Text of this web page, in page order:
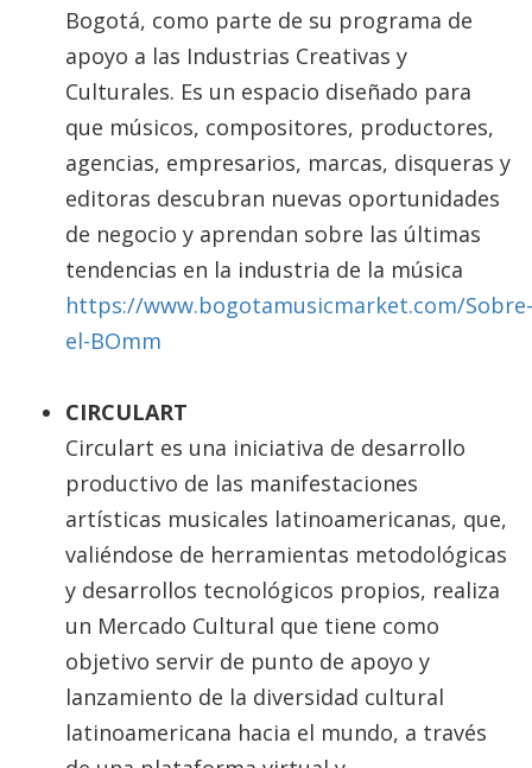
Bogotá, como parte de su programa de
apoyo a las Industrias Creativas y
Culturales. Es un espacio diseñado para
que músicos, compositores, productores,
agencias, empresarios, marcas, disqueras y
editoras descubran nuevas oportunidades
de negocio y aprendan sobre las últimas
tendencias en la industria de la música
https://www.bogotamusicmarket.com/Sobre-
el-BOmm
CIRCULART
Circulart es una iniciativa de desarrollo
productivo de las manifestaciones
artísticas musicales latinoamericanas, que,
valiéndose de herramientas metodológicas
y desarrollos tecnológicos propios, realiza
un Mercado Cultural que tiene como
objetivo servir de punto de apoyo y
lanzamiento de la diversidad cultural
latinoamericana hacia el mundo, a través